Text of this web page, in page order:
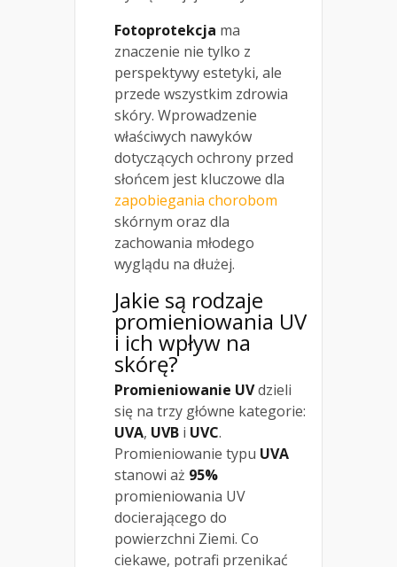
Fotoprotekcja ma
znaczenie nie tylko z
perspektywy estetyki, ale
przede wszystkim zdrowia
skóry. Wprowadzenie
właściwych nawyków
dotyczących ochrony przed
słońcem jest kluczowe dla
zapobiegania chorobom
skórnym oraz dla
zachowania młodego
wyglądu na dłużej.
Jakie są rodzaje
promieniowania UV
i ich wpływ na
skórę?
Promieniowanie UVdzieli
się na trzy główne kategorie:
UVA, UVB i UVC.
Promieniowanie typu UVA
stanowi aż 95%
promieniowania UV
docierającego do
powierzchni Ziemi. Co
ciekawe, potrafi przenikać